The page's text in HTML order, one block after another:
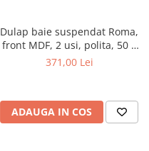
Dulap baie suspendat Roma,
front MDF, 2 usi, polita, 50 x
68 cm, alb
371,00 Lei
ADAUGA IN COS